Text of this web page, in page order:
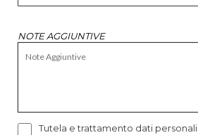
NOTE AGGIUNTIVE
Tutela e trattamento dati personali